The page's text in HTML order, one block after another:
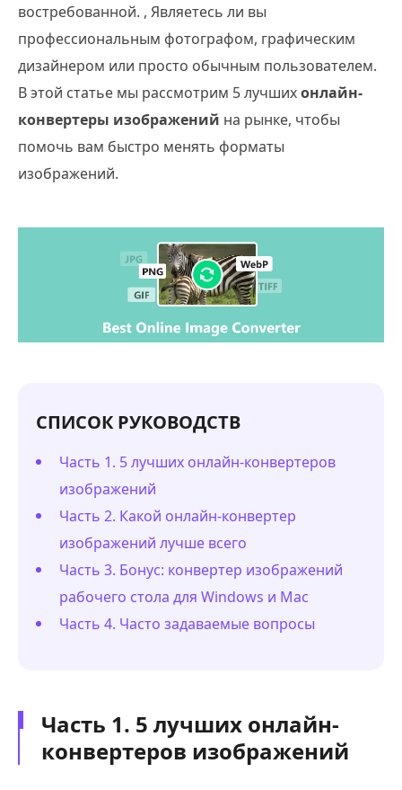
востребованной. , Являетесь ли вы
профессиональным фотографом, графическим
дизайнером или просто обычным пользователем.
В этой статье мы рассмотрим 5 лучшихонлайн-
конвертеры изображений на рынке, чтобы
помочь вам быстро менять форматы
изображений.
СПИСОК РУКОВОДСТВ
Часть 1. 5 лучших онлайн-конвертеров
изображений
Часть 2. Какой онлайн-конвертер
изображений лучше всего
Часть 3. Бонус: конвертер изображений
рабочего стола для Windows и Mac
Часть 4. Часто задаваемые вопросы
Часть 1. 5 лучших онлайн-
конвертеров изображений